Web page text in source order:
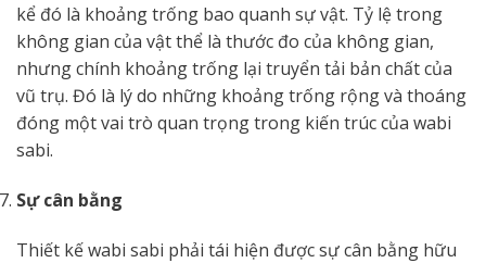
kể đó là khoảng trống bao quanh sự vật. Tỷ lệ trong
không gian của vật thể là thước đo của không gian,
nhưng chính khoảng trống lại truyển tải bản chất của
vũ trụ. Đó là lý do những khoảng trống rộng và thoáng
đóng một vai trò quan trọng trong kiến trúc của wabi
sabi.
Sự cân bằng
Thiết kế wabi sabi phải tái hiện được sự cân bằng hữu